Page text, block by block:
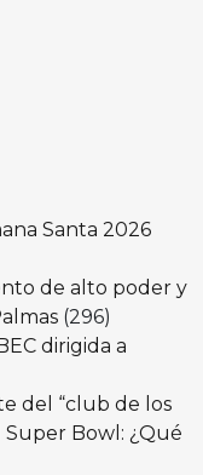
Santa 2026
de alto poder y
(296)
dirigida a
del “club de los
Super Bowl: ¿Qué